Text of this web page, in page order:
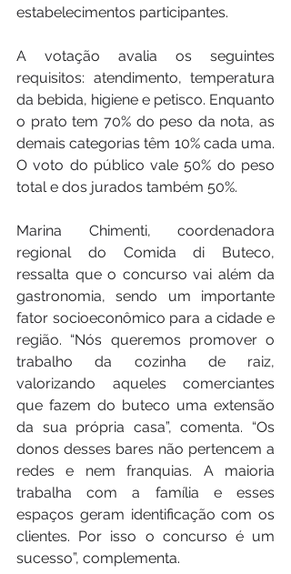
estabelecimentos participantes.
A votação avalia os seguintes
requisitos: atendimento, temperatura
da bebida, higiene e petisco. Enquanto
o prato tem 70% do peso da nota, as
demais categorias têm 10% cada uma.
O voto do público vale 50% do peso
total e dos jurados também 50%.
Marina Chimenti, coordenadora
regional do Comida di Buteco,
ressalta que o concurso vai além da
gastronomia, sendo um importante
fator socioeconômico para a cidade e
região. “Nós queremos promover o
trabalho da cozinha de raiz,
valorizando aqueles comerciantes
que fazem do buteco uma extensão
da sua própria casa”, comenta. “Os
donos desses bares não pertencem a
redes e nem franquias. A maioria
trabalha com a família e esses
espaços geram identificação com os
clientes. Por isso o concurso é um
sucesso”, complementa.